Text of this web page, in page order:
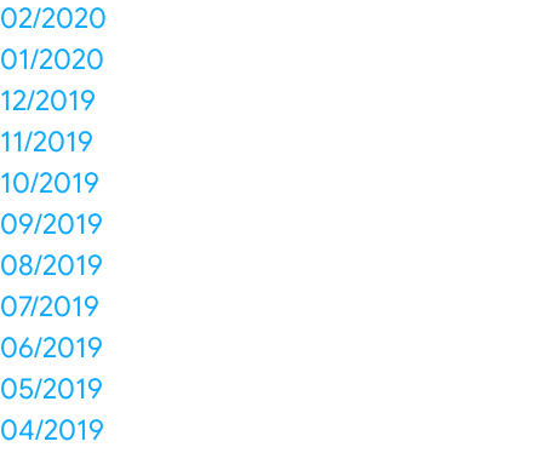
02/2020
01/2020
12/2019
11/2019
10/2019
09/2019
08/2019
07/2019
06/2019
05/2019
04/2019